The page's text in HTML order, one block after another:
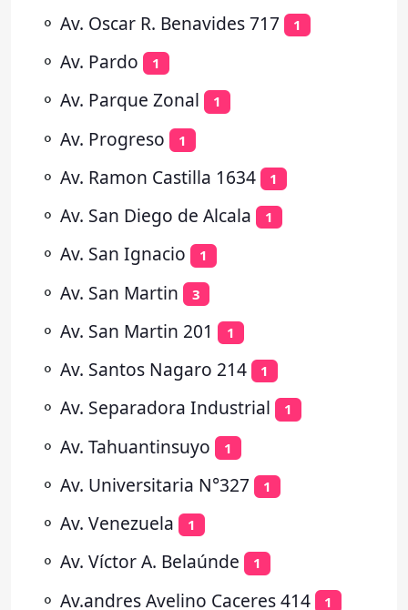
⚬ Av. Oscar R. Benavides 717 1
⚬ Av. Pardo 1
⚬ Av. Parque Zonal 1
⚬ Av. Progreso 1
⚬ Av. Ramon Castilla 1634 1
⚬ Av. San Diego de Alcala 1
⚬ Av. San Ignacio 1
⚬ Av. San Martin 3
⚬ Av. San Martin 201 1
⚬ Av. Santos Nagaro 214 1
⚬ Av. Separadora Industrial 1
⚬ Av. Tahuantinsuyo 1
⚬ Av. Universitaria N°327 1
⚬ Av. Venezuela 1
⚬ Av. Víctor A. Belaúnde 1
⚬ Av.andres Avelino Caceres 414 1